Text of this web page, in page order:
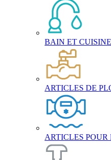
BAIN ET CUISINE
ARTICLES DE
ARTICLES